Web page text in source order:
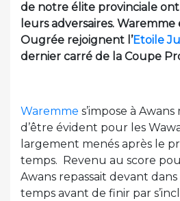
de notre élite provinciale
leurs adversaires.
Ougrée rejoignent l’Etoile
dernier carré de la Coupe
Waremme s’impose à
d’être évident pour les
largement menés après le
temps. Revenu au score
Awans repassait devant
temps avant de finir par